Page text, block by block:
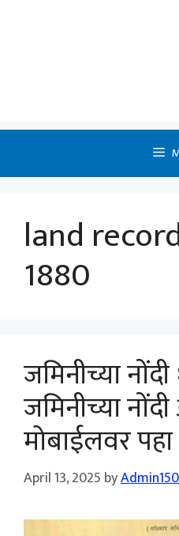
land
1880
जमिनीच्या
जमिनीच्या
मोबाईलवर पहा
April 13, 2025 by